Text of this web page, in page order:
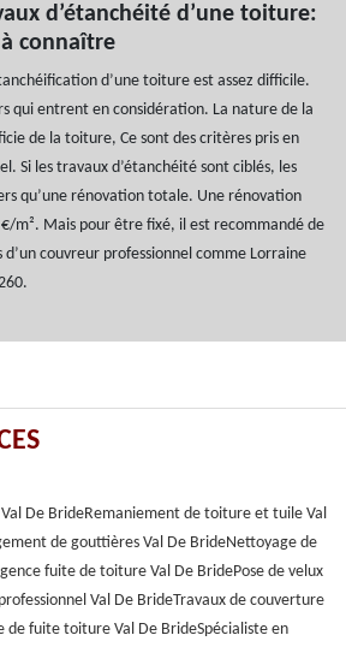
d’étanchéité d’une toiture:
connaître
d’une toiture est assez difficile.
qui entrent en considération. La nature de la
de la toiture, Ce sont des critères pris en
Si les travaux d’étanchéité sont ciblés, les
qu’une rénovation totale. Une rénovation
m². Mais pour être fixé, il est recommandé de
couvreur professionnel comme Lorraine
De BrideRemaniement de toiture et tuile Val
de gouttières Val De BrideNettoyage de
fuite de toiture Val De BridePose de velux
Val De BrideTravaux de couverture
de fuite toiture Val De BrideSpécialiste en